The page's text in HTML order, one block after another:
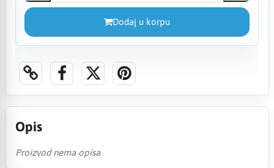
Dodaj u korpu
Opis
Proizvod nema opisa